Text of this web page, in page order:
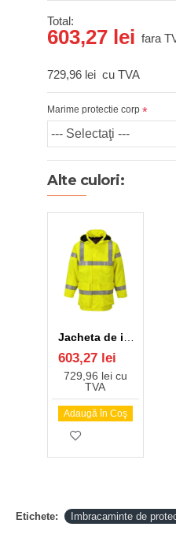
Total:
603,27 lei fara
729,96 lei cu TVA
Marime protectie corp
Alte culori:
603,27 lei
729,96 lei cu
TVA
Adaugă în Coş
Etichete: Imbracaminte de